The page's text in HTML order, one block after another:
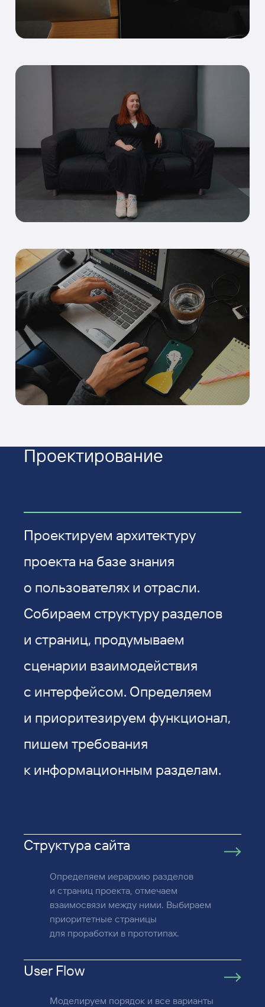
Проекти­рование
Проектируем архитектуру
проекта на базе знания
о пользователях и отрасли.
Собираем структуру разделов
и страниц, продумываем
сценарии взаимодействия
с интерфейсом. Определяем
и приоритезируем функционал,
пишем требования
к информационным разделам.
Структура сайта
Определяем иерархию разделов
и страниц проекта, отмечаем
взаимосвязи между ними. Выбираем
приоритетные страницы
для проработки в прототипах.
User Flow
Моделируем порядок и все варианты